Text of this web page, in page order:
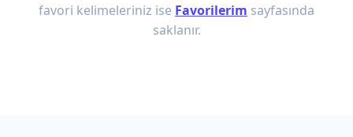
favori kelimeleriniz ise Favorilerim sayfasında
saklanır.